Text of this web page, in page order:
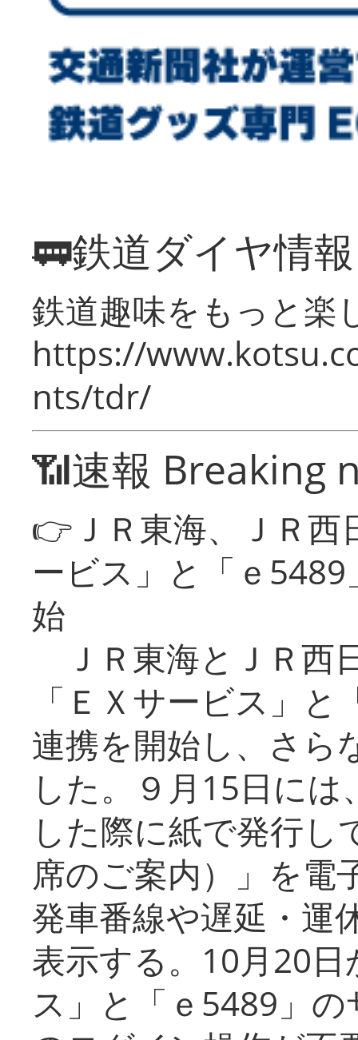
🚃鉄道ダイヤ情
鉄道趣味をもっと楽
https://
nts/tdr/
📶速報 Breaking
👉ＪＲ東海、ＪＲ
ービス」と「ｅ
始
ＪＲ東海とＪＲ西
「ＥＸサービス」
連携を開始し、さら
した。９月15日に
した際に紙で発行し
席のご案内）」を電
発車番線や遅延・運
表示する。10月20
ス」と「ｅ5489」